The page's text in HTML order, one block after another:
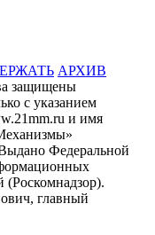
АРХИВ
защищены
с указанием
и имя
Федеральной
главный